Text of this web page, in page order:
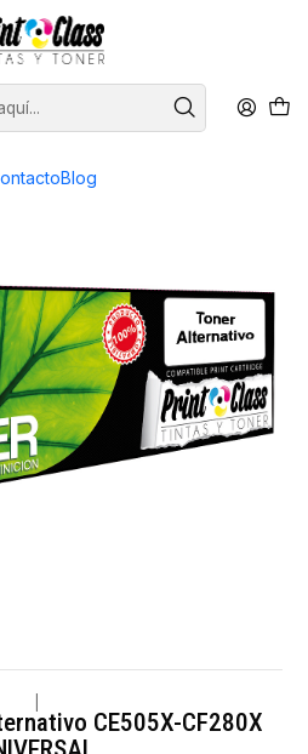
Blog
compras sobre $120.000
Toner Alternativos
CE505X-CF280X UNIVERSAL
CE505X-CF280X